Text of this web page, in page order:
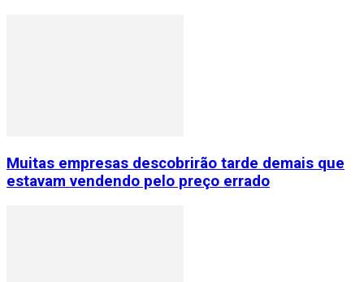
Muitas empresas descobrirão tarde demais que
estavam vendendo pelo preço errado